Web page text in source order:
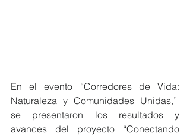
En el evento “Corredores de Vida:
Naturaleza y Comunidades Unidas,”
se presentaron los resultados y
avances del proyecto “Conectando